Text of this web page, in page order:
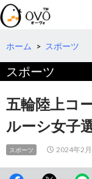
検
索
コ
テ
へ
移
動
ホーム > スポーツ
スポーツ
五輪陸上コ
ルーシ女子
スポーツ 2024年2